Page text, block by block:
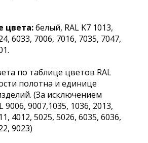
цвета:белый, RAL K7 1013,
6033, 7006, 7016, 7035, 7047,
по таблице цветов RAL
полотна и единице
(За исключением
9006, 9007,1035, 1036, 2013,
4012, 5025, 5026, 6035, 6036,
9023)